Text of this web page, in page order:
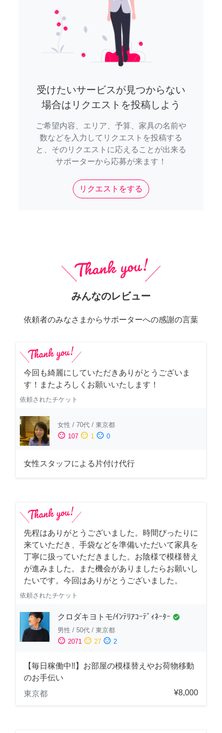
受けたいサービスが見つからない
場合はリクエストを投稿しよう
ご希望内容、エリア、予算、家具の名前や
数などを入力してリクエストを投稿する
と、そのリクエストに応えることが出来る
サポーターから応募が来ます！
リクエストをする
みんなのレビュー
依頼者のみなさまからサポーターへの感謝の言葉
今回も綺麗にしていただきありがとうございま
す！またよろしくお願いいたします！
依頼されたチケット
女性 / 70代 / 東京都
sentiment_satisfied 107 sentiment_neutral 1 sentiment_dissatisfied 0
女性スタッフによる片付け代行
先程はありがとうございました。時間ぴったりに
来ていただき、手袋などを準備いただいて家具を
丁寧に扱っていただきました。お陰様で模様替え
が進みました。また機会がありましたらお願いし
たいです。今回はありがとうございました。
依頼されたチケット
クロダキヨトモ/ｲﾝﾃﾘｱｺｰﾃﾞｨﾈｰﾀｰ check_circle
男性 / 50代 / 東京都
sentiment_satisfied 2071 sentiment_neutral 27 sentiment_dissatisfied 2
【毎日稼働中‼︎】お部屋の模様替えやお荷物移動
のお手伝い
東京都
¥8,000